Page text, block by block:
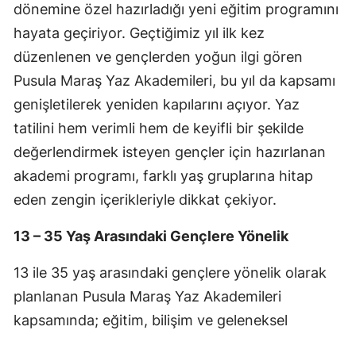
dönemine özel hazırladığı yeni eğitim programını
hayata geçiriyor. Geçtiğimiz yıl ilk kez
düzenlenen ve gençlerden yoğun ilgi gören
Pusula Maraş Yaz Akademileri, bu yıl da kapsamı
genişletilerek yeniden kapılarını açıyor. Yaz
tatilini hem verimli hem de keyifli bir şekilde
değerlendirmek isteyen gençler için hazırlanan
akademi programı, farklı yaş gruplarına hitap
eden zengin içerikleriyle dikkat çekiyor.
13 – 35 Yaş Arasındaki Gençlere Yönelik
13 ile 35 yaş arasındaki gençlere yönelik olarak
planlanan Pusula Maraş Yaz Akademileri
kapsamında; eğitim, bilişim ve geleneksel